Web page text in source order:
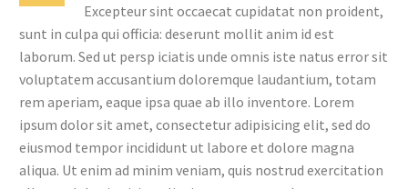
Excepteur sint occaecat cupidatat non proident,
sunt in culpa qui officia: deserunt mollit anim id est
laborum. Sed ut persp iciatis unde omnis iste natus error sit
voluptatem accusantium doloremque laudantium, totam
rem aperiam, eaque ipsa quae ab illo inventore. Lorem
ipsum dolor sit amet, consectetur adipisicing elit, sed do
eiusmod tempor incididunt ut labore et dolore magna
aliqua. Ut enim ad minim veniam, quis nostrud exercitation